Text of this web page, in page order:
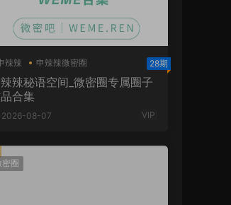
辣辣
申辣辣微密圈
申辣辣秘语空间
28期
辣秘语空间_微密圈专属圈子
合集
2026-08-07 VIP
密圈